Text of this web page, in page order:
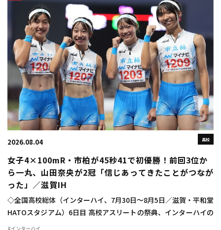
高校
2026.08.04
女子4×100mR・市柏が45秒41で初優勝！前回3位か
ら一丸、山田奈央が2冠「信じあってきたことがつなが
った」／滋賀IH
◇全国高校総体（インターハイ、7月30日～8月5日／滋賀・平和堂
HATOスタジアム）6日目 高校アスリートの祭典、インターハイの
6日目が行われ、女子4×100mリレーは市柏（千葉）が45秒41で